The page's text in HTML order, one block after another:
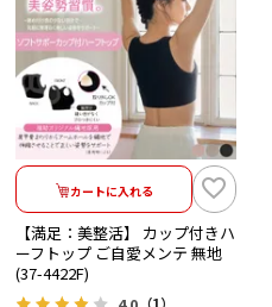
カートに入れる
【満足：美整活】 カップ付きハ
ーフトップ ご自愛メンテ 無地
(37-4422F)